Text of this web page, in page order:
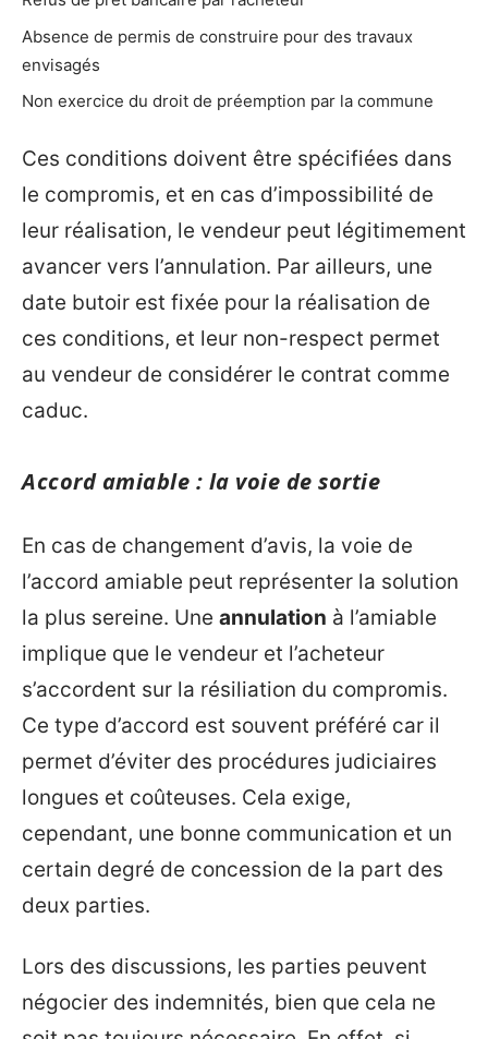
Absence de permis de construire pour des travaux
envisagés
Non exercice du droit de préemption par la commune
Ces conditions doivent être spécifiées dans
le compromis, et en cas d’impossibilité de
leur réalisation, le vendeur peut légitimement
avancer vers l’annulation. Par ailleurs, une
date butoir est fixée pour la réalisation de
ces conditions, et leur non-respect permet
au vendeur de considérer le contrat comme
caduc.
Accord amiable : la voie de sortie
En cas de changement d’avis, la voie de
l’accord amiable peut représenter la solution
la plus sereine. Une annulation à l’amiable
implique que le vendeur et l’acheteur
s’accordent sur la résiliation du compromis.
Ce type d’accord est souvent préféré car il
permet d’éviter des procédures judiciaires
longues et coûteuses. Cela exige,
cependant, une bonne communication et un
certain degré de concession de la part des
deux parties.
Lors des discussions, les parties peuvent
négocier des indemnités, bien que cela ne